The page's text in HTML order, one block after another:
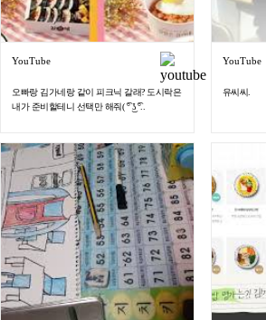
YouTube
오빠랑 김가네랑 같이 피크닉 갈래? 도시락은
내가 준비할테니 선택만 해줘( ͡° ͜ʖ ͡°..
YouTube
유씨씨.